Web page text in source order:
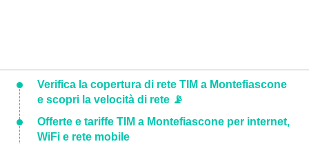
Verifica la copertura di rete TIM a Montefiascone
e scopri la velocità di rete 📡
Offerte e tariffe TIM a Montefiascone per internet,
WiFi e rete mobile